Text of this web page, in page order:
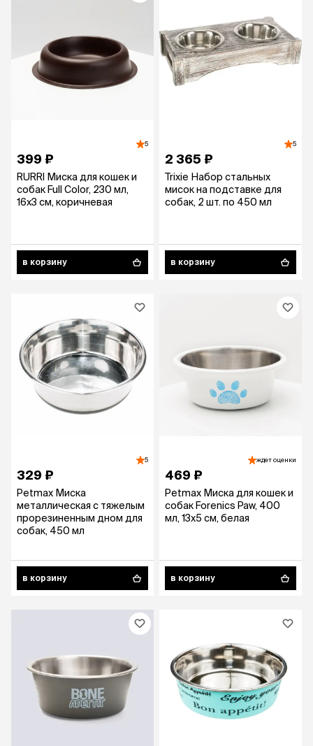
5
399 ₽
RURRI Миска для кошек и
собак Full Color, 230 мл,
16х3 см, коричневая
в корзину
5
2 365 ₽
Trixie Набор стальных
мисок на подставке для
собак, 2 шт. по 450 мл
в корзину
5
329 ₽
Petmax Миска
металлическая с тяжелым
прорезиненным дном для
собак, 450 мл
в корзину
ждет оценки
469 ₽
Petmax Миска для кошек и
собак Forenics Paw, 400
мл, 13х5 см, белая
в корзину